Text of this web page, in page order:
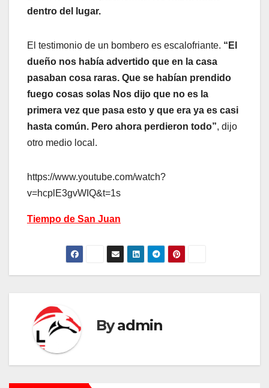
dentro del lugar.
El testimonio de un bombero es escalofriante. “El
dueño nos había advertido que en la casa
pasaban cosa raras. Que se habían prendido
fuego cosas solas Nos dijo que no es la
primera vez que pasa esto y que era ya es casi
hasta común. Pero ahora perdieron todo”, dijo
otro medio local.
https://www.youtube.com/watch?
v=hcplE3gvWIQ&t=1s
Tiempo de San Juan
Byadmin